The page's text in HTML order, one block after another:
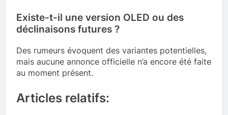
Existe-t-il une version OLED ou des
déclinaisons futures ?
Des rumeurs évoquent des variantes potentielles,
mais aucune annonce officielle n’a encore été faite
au moment présent.
Articles relatifs: